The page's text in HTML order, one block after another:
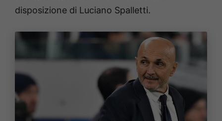
disposizione di Luciano Spalletti.